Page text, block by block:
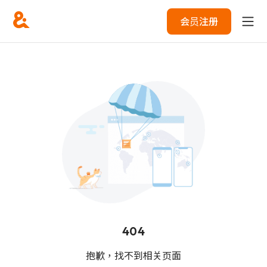
会员注册
404
抱歉，找不到相关页面